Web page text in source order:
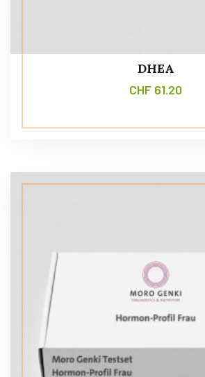
DHEA
CHF 61.20